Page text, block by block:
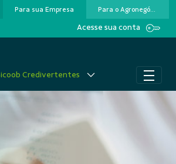
principal
Para sua Empresa Para o Agronegócio
Acesse sua conta
Credivertentes